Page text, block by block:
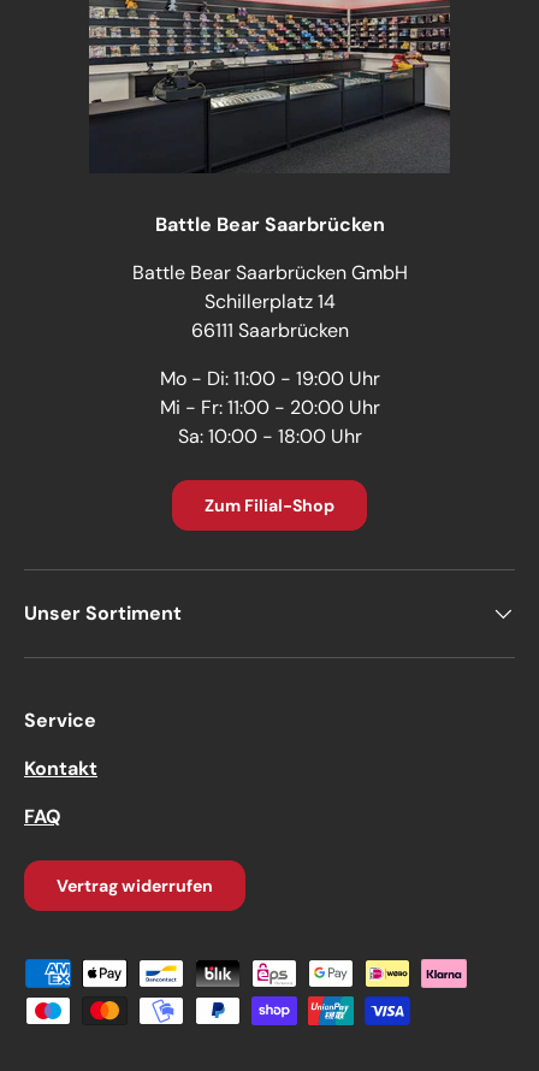
Battle Bear Saarbrücken
Battle Bear Saarbrücken GmbH
Schillerplatz 14
66111 Saarbrücken
Mo - Di: 11:00 - 19:00 Uhr
Mi - Fr: 11:00 - 20:00 Uhr
Sa: 10:00 - 18:00 Uhr
Zum Filial-Shop
Unser Sortiment
Service
Kontakt
FAQ
Vertrag widerrufen
Zahlungsmethoden